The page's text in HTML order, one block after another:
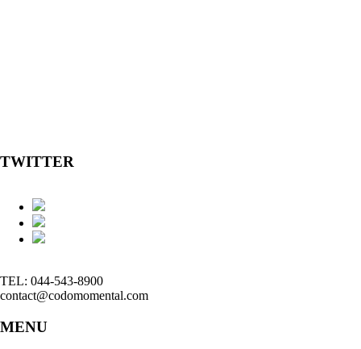
TWITTER
TEL: 044-543-8900
contact@codomomental.com
MENU